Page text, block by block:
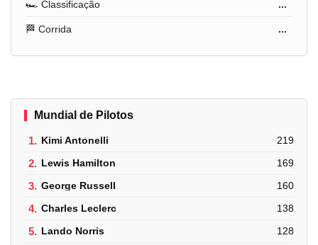
🏎️ Classificação ...
🏁 Corrida ...
Mundial de Pilotos
1. Kimi Antonelli 219
2. Lewis Hamilton 169
3. George Russell 160
4. Charles Leclerc 138
5. Lando Norris 128